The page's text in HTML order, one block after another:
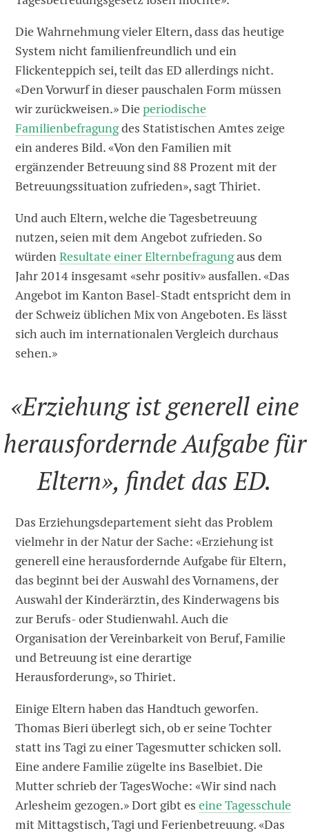
Die Wahrnehmung vieler Eltern, dass das heutige
System nicht familienfreundlich und ein
Flickenteppich sei, teilt das ED allerdings nicht.
«Den Vorwurf in dieser pauschalen Form müssen
wir zurückweisen.» Dieperiodische
Familienbefragungdes Statistischen Amtes zeige
ein anderes Bild. «Von den Familien mit
ergänzender Betreuung sind 88 Prozent mit der
Betreuungssituation zufrieden», sagt Thiriet.
Und auch Eltern, welche die Tagesbetreuung
nutzen, seien mit dem Angebot zufrieden. So
würdenResultate einer Elternbefragungaus dem
Jahr 2014 insgesamt «sehr positiv» ausfallen. «Das
Angebot im Kanton Basel-Stadt entspricht dem in
der Schweiz üblichen Mix von Angeboten. Es lässt
sich auch im internationalen Vergleich durchaus
sehen.»
«Erziehung ist generell eine
herausfordernde Aufgabe für
Eltern», findet das ED.
Das Erziehungsdepartement sieht das Problem
vielmehr in der Natur der Sache: «Erziehung ist
generell eine herausfordernde Aufgabe für Eltern,
das beginnt bei der Auswahl des Vornamens, der
Auswahl der Kinderärztin, des Kinderwagens bis
zur Berufs- oder Studienwahl. Auch die
Organisation der Vereinbarkeit von Beruf, Familie
und Betreuung ist eine derartige
Herausforderung», so Thiriet.
Einige Eltern haben das Handtuch geworfen.
Thomas Bieri überlegt sich, ob er seine Tochter
statt ins Tagi zu einer Tagesmutter schicken soll.
Eine andere Familie zügelte ins Baselbiet. Die
Mutter schrieb der TagesWoche: «Wir sind nach
Arlesheim gezogen.» Dort gibt eseine Tagesschule
mit Mittagstisch, Tagi und Ferienbetreuung. «Das